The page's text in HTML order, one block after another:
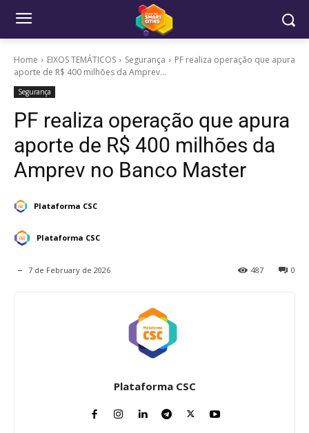
Home EIXOS TEMÁTICOS Segurança
PF realiza operação que apura
aporte de R$ 400 milhões da Amprev...
Segurança
PF realiza operação que apura
aporte de R$ 400 milhões da
Amprev no Banco Master
Plataforma CSC
Plataforma CSC
7 de February de 2026 0
487
Plataforma CSC